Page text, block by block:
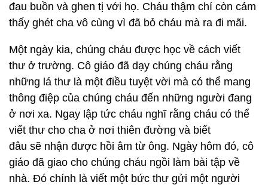
đau buồn và ghen tị với họ. Cháu thậm chí còn cảm
thấy ghét cha vô cùng vì đã bỏ cháu mà ra đi mãi.
Một ngày kia, chúng cháu được học về cách viết
thư ở trường. Cô giáo đã dạy chúng cháu rằng
những lá thư là một điều tuyệt vời mà có thể mang
thông điệp của chúng cháu đến những người đang
ở nơi xa. Ngay lập tức cháu nghĩ rằng cháu có thể
viết thư cho cha ở nơi thiên đường và biết
đâu sẽ nhận được hồi âm từ ông. Ngày hôm đó, cô
giáo đã giao cho chúng cháu ngồi làm bài tập về
nhà. Đó chính là viết một bức thư gửi một người